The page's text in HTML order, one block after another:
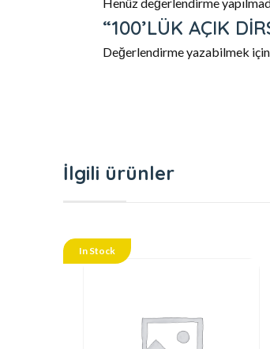
Henüz değerlendirme
“100’LÜK AÇIK
Değerlendirme yazabilmek için
İlgili ürünler
In Stock